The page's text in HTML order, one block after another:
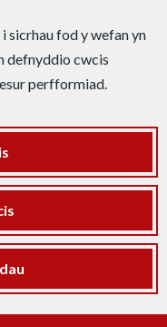
sicrhau fod y wefan yn
defnyddio cwcis
perfformiad.